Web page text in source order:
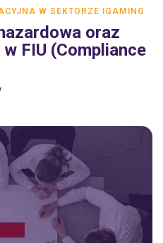
W SEKTORZE IGAMING
oraz
FIU (Compliance